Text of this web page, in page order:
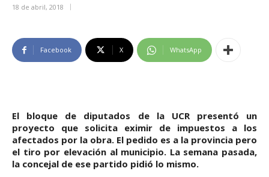
18 de abril, 2018
Facebook X WhatsApp
El bloque de diputados de la UCR presentó un
proyecto que solicita eximir de impuestos a los
afectados por la obra. El pedido es a la provincia pero
el tiro por elevación al municipio. La semana pasada,
la concejal de ese partido pidió lo mismo.